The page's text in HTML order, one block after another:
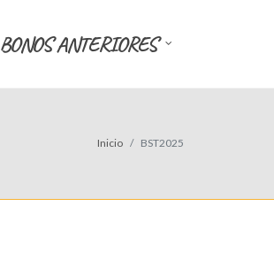
BONOS ANTERIORES
Inicio BST2025